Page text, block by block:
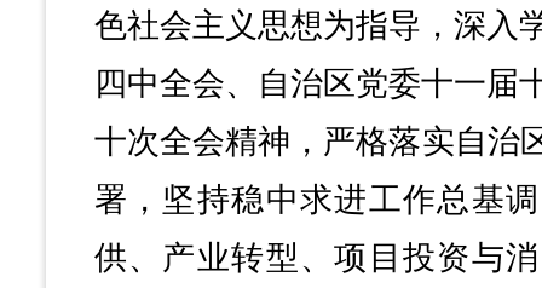
色社会主义思想为指导，深入
四中全会、自治区党委十一届
十次全会精神，严格落实自治
署，坚持稳中求进工作总基
供、产业转型、项目投资与